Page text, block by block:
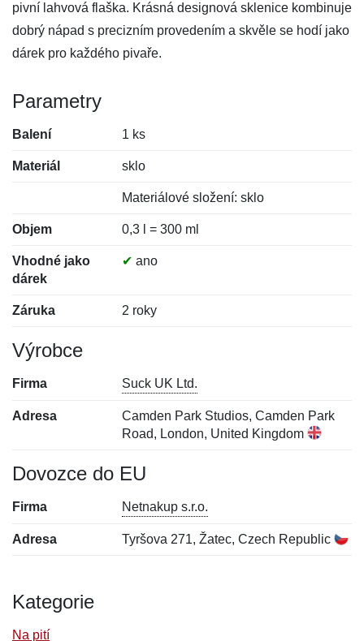
pivní lahvová flaška. Krásná designová sklenice kombinuje
dobrý nápad s precizním provedením a skvěle se hodí jako
dárek pro každého pivaře.
Parametry
Balení 1 ks
Materiál sklo
Materiálové složení: sklo
Objem 0,3 l = 300 ml
Vhodné jako
dárek
✔ ano
Záruka 2 roky
Výrobce
Firma Suck UK Ltd.
Adresa
Camden Park Studios, Camden Park
Road, London, United Kingdom
Dovozce do EU
Firma Netnakup s.r.o.
Adresa Tyršova 271, Žatec, Czech Republic
Kategorie
Na pití